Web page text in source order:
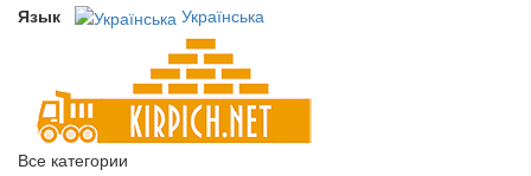
Язык Українська
Все категории